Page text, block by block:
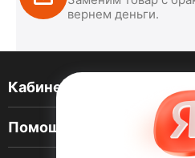
вернем деньги.
Кабинет покупателя
Помощь покупателю